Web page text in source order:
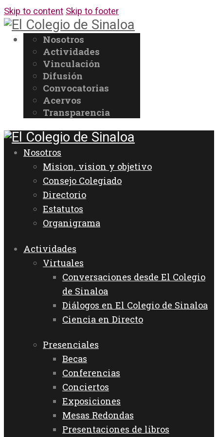
Skip to content Skip to footer
Nosotros
Actividades
Vinculación
Difusión
Convocatorias
Acervos
Transparencia
Nosotros
Mision, vision y objetivo
Consejo Colegiado
Directorio
Estatutos
Organigrama
Actividades
Virtuales
Conversaciones desde El Colegio
de Sinaloa
Diálogos en El Colegio de Sinaloa
Ciencia en Directo
Presenciales
Becas
Conferencias
Conciertos
Exposiciones
Mesas Redondas
Presentaciones de libros